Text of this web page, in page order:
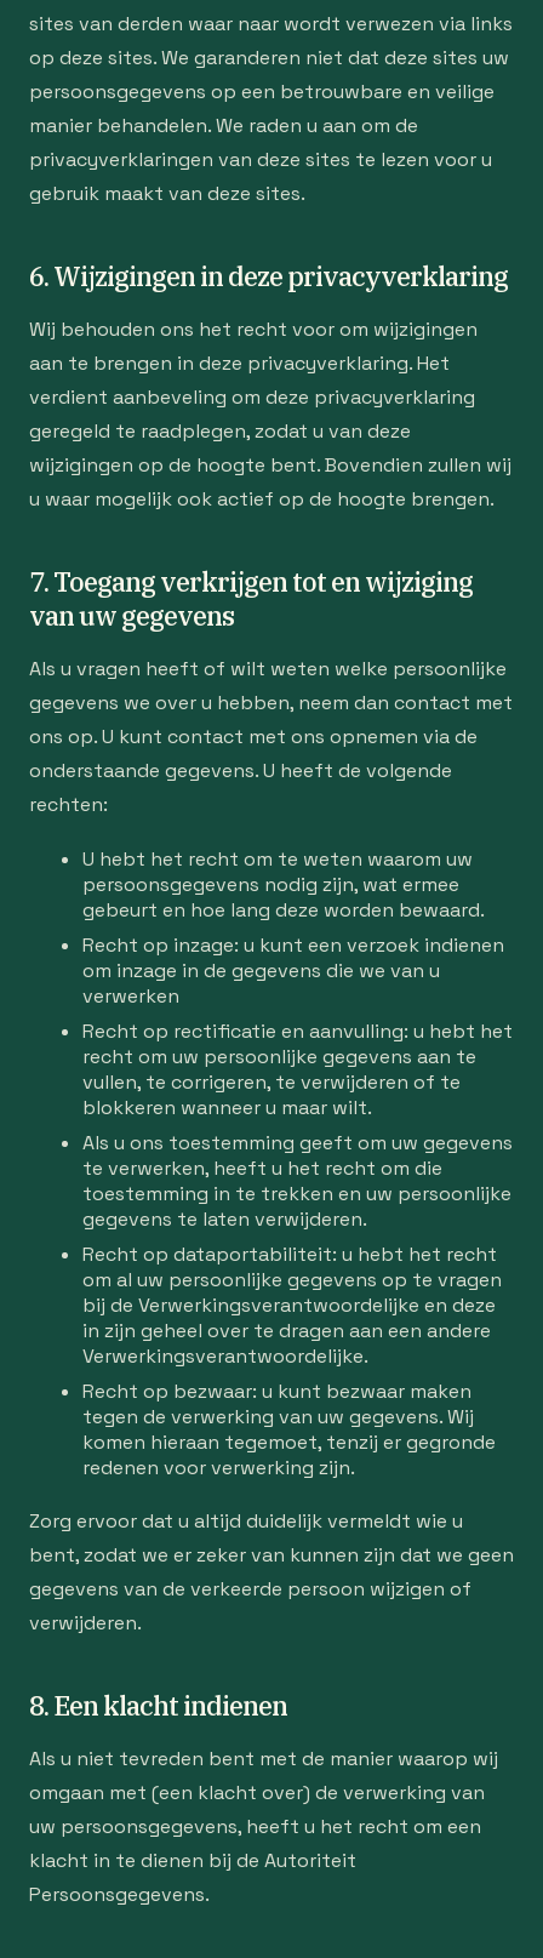
sites van derden waar naar wordt verwezen via links
op deze sites. We garanderen niet dat deze sites uw
persoonsgegevens op een betrouwbare en veilige
manier behandelen. We raden u aan om de
privacyverklaringen van deze sites te lezen voor u
gebruik maakt van deze sites.
6. Wijzigingen in deze privacyverklaring
Wij behouden ons het recht voor om wijzigingen
aan te brengen in deze privacyverklaring. Het
verdient aanbeveling om deze privacyverklaring
geregeld te raadplegen, zodat u van deze
wijzigingen op de hoogte bent. Bovendien zullen wij
u waar mogelijk ook actief op de hoogte brengen.
7. Toegang verkrijgen tot en wijziging
van uw gegevens
Als u vragen heeft of wilt weten welke persoonlijke
gegevens we over u hebben, neem dan contact met
ons op. U kunt contact met ons opnemen via de
onderstaande gegevens. U heeft de volgende
rechten:
U hebt het recht om te weten waarom uw
persoonsgegevens nodig zijn, wat ermee
gebeurt en hoe lang deze worden bewaard.
Recht op inzage: u kunt een verzoek indienen
om inzage in de gegevens die we van u
verwerken
Recht op rectificatie en aanvulling: u hebt het
recht om uw persoonlijke gegevens aan te
vullen, te corrigeren, te verwijderen of te
blokkeren wanneer u maar wilt.
Als u ons toestemming geeft om uw gegevens
te verwerken, heeft u het recht om die
toestemming in te trekken en uw persoonlijke
gegevens te laten verwijderen.
Recht op dataportabiliteit: u hebt het recht
om al uw persoonlijke gegevens op te vragen
bij de Verwerkingsverantwoordelijke en deze
in zijn geheel over te dragen aan een andere
Verwerkingsverantwoordelijke.
Recht op bezwaar: u kunt bezwaar maken
tegen de verwerking van uw gegevens. Wij
komen hieraan tegemoet, tenzij er gegronde
redenen voor verwerking zijn.
Zorg ervoor dat u altijd duidelijk vermeldt wie u
bent, zodat we er zeker van kunnen zijn dat we geen
gegevens van de verkeerde persoon wijzigen of
verwijderen.
8. Een klacht indienen
Als u niet tevreden bent met de manier waarop wij
omgaan met (een klacht over) de verwerking van
uw persoonsgegevens, heeft u het recht om een
klacht in te dienen bij de Autoriteit
Persoonsgegevens.